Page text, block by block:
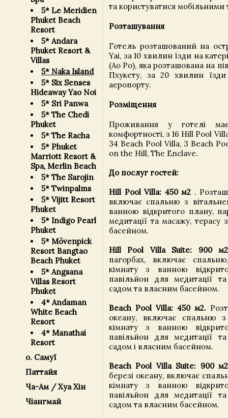
5* Le Meridien
Phuket Beach
Resort
5* Andara
Phuket Resort &
Villas
5* Naka Island
5* Six Senses
Hideaway Yao Noi
5* Sri Panwa
5* The Chedi
Phuket
5* The Racha
5* Phuket
Marriott Resort &
Spa, Merlin Beach
5* The Sarojin
5* Twinpalms
5* Vijitt Resort
Phuket
5* Indigo Pearl
Phuket
5* Mövenpick
Resort Bangtao
Beach Phuket
5* Angsana
Villas Resort
Phuket
4* Andaman
White Beach
Resort
4* Manathai
Resort
о. Самуї
Паттайя
Ча-Ам / Хуа Хін
Чіангмай
та користуватися
Розташування
Готель розташований на
Yai, за 10 хвилин їзди на
(Ao Po), яка розташована на
Пхукету, за 20 хвилин їзди
аеропорту.
Розміщення
Проживання у готелі
комфортності, з 16 Hill Pool
34 Beach Pool Villa, 3 Beach
on the Hill, The Enclave.
До послуг гостей:
Hill Pool Villa: 450 м2 .
включає спальню з
ванною відкритого плану,
медитації та масажу, терасу
басейном.
Hill Pool Villa Suite: 900
пагорбах, включає
кімнату з ванною
павільйон для медитації
садом та власним басейном.
Beach Pool Villa: 450 м2.
океану, включає спальню
кімнату з ванною
павільйон для медитації
садом і власним басейном.
Beach Pool Villa Suite: 900 м2
березі океану, включає
кімнату з ванною
павільйон для медитації
садом та власним басейном.